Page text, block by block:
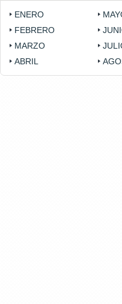
ENERO
FEBRERO
MARZO
ABRIL